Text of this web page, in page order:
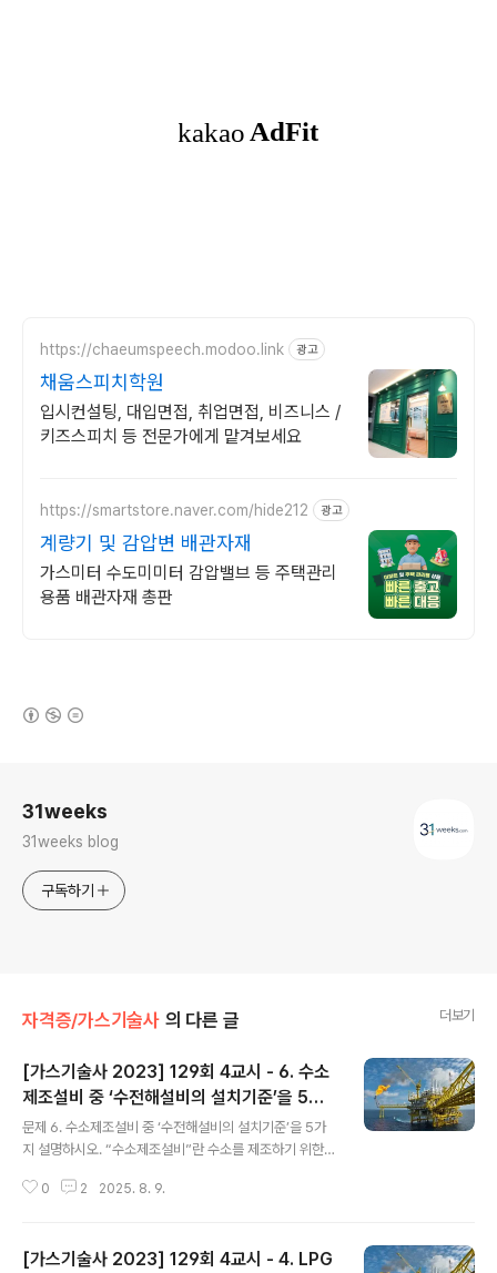
https://chaeumspeech.modoo.link 광고
채움스피치학원
입시컨설팅, 대입면접, 취업면접, 비즈니스 /
키즈스피치 등 전문가에게 맡겨보세요
https://smartstore.naver.com/hide212 광고
계량기 및 감압변 배관자재
가스미터 수도미미터 감압밸브 등 주택관리
용품 배관자재 총판
31weeks
31weeks blog
구독하기
자격증/가스기술사 의 다른 글 더보기
[가스기술사 2023] 129회 4교시 - 6. 수소
제조설비 중 ‘수전해설비의 설치기준’을 5가
지 설명하시오.
문제 6. 수소제조설비 중 ‘수전해설비의 설치기준’을 5가
지 설명하시오. “수소제조설비”란 수소를 제조하기 위한
비 및 수소추출설비를 말한다.수전해설비 : 물의 전기분해
에는 강제환기가 중단되었을 때 수전해 설비의 운전이 정
0 2 2025. 8. 9.
[가스기술사 2023] 129회 4교시 - 4. LPG